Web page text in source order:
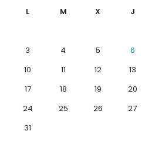
L M X J
3
4 5 6
10
11 12 13
17
18 19 20
24
25 26 27
31